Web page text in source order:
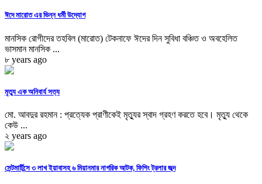
ঈদে মারোত এর ভিন্ন ধর্মী উদ্যোগ
মানসিক রোগীদের তহবিল (মারোত) টেকনাফে ঈদের দিন সুবিধা বঞ্চিত ও অবহেলিত
ভাসমান মানসিক ...
৮ years ago
মৃত্যু এক অনিবার্য সত্য
মো. আবদুর রহমান : প্রত্যেক প্রাণীকেই মৃত্যুর স্বাদ গ্রহণ করতে হবে। মৃত্যু থেকে
কেউ ...
২ years ago
সেন্টমার্টিন্সে ৩ লাখ ইয়াবাসহ ৬ মিয়ানমার নাগরিক আটক, ফিশিং ট্রলার জব্দ